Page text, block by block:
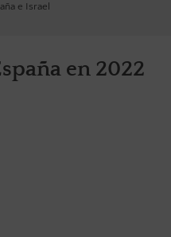
e Israel
en 2022